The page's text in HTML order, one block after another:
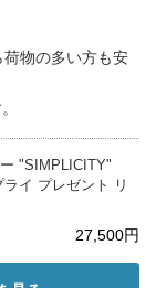
物の多い方も安
"SIMPLICITY"
イ プレゼント リ
27,500円